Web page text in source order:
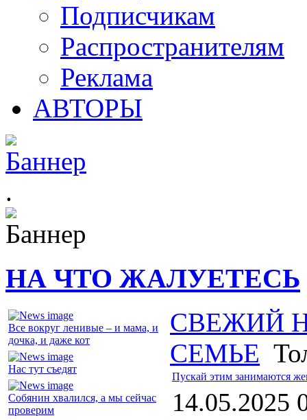
Подписчикам
Распространителям
Реклама
АВТОРЫ
.
НА ЧТО ЖАЛУЕТЕСЬ
Все вокруг ленивые – и мама, и
дочка, и даже кот
Нас тут съедят
Собянин хвалился, а мы сейчас
проверим
СВЕЖИЙ
СЕМЬЕ
Пускай этим занимаются
14.05.2025